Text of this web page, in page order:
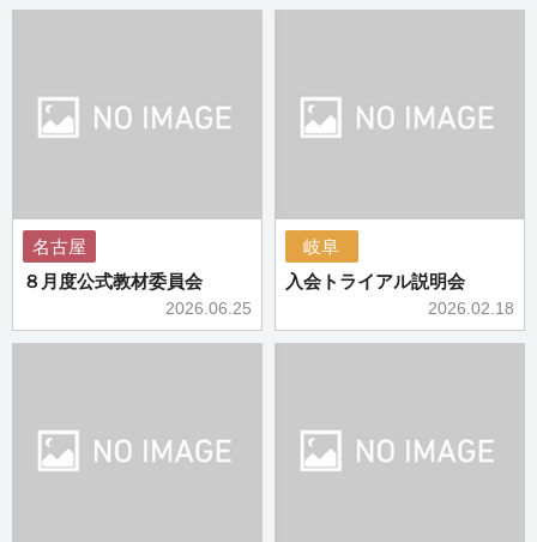
名古屋
８月度公式教材委員会
2026.06.25
岐阜
入会トライアル説明会
2026.02.18